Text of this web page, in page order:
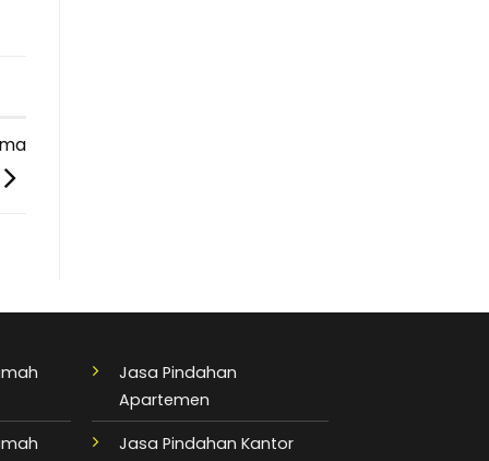
Jasa Pindahan
Apartemen
Jasa Pindahan Kantor